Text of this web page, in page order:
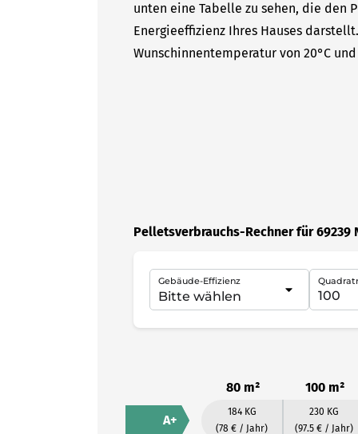
unten eine Tabelle zu sehen, die den
Energieeffizienz Ihres Hauses
Wunschinnentemperatur von 20°C
Pelletsverbrauchs-Rechner für 69239
Gebäude-Effizienz
80 m² 100 m²
A+
184 KG
(78 € / Jahr)
230 KG
(97.5 € / Jahr)